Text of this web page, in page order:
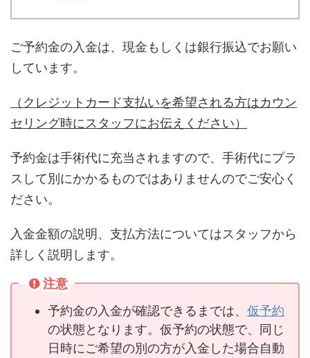
ご予約金の入金は、現金もしくは銀行振込でお願い
しています。
（クレジットカード支払いを希望される方はカウン
セリング時にスタッフにお伝えください）
予約金は手術代に充当されますので、手術代にプラ
スして別にかかるものではありませんのでご安心く
ださい。
入金金額の説明、支払方法についてはスタッフから
詳しく説明します。
注意
予約金の入金が確認できるまでは、 仮予約
の状態となります。仮予約の状態で、同じ
日時にご希望の別の方が入金した場合自動